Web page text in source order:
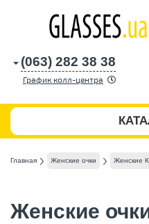
(063) 282 38 38
График колл-центра
Главная Женские очки Женские
Женские